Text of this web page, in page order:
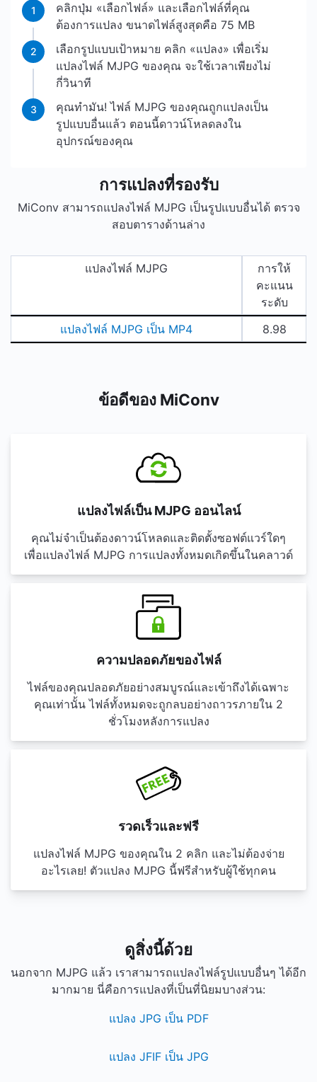
1
คลิกปุ่ม «เลือกไฟล์» และเลือกไฟล์ที่คุณ
ต้องการแปลง ขนาดไฟล์สูงสุดคือ 75 MB
2
เลือกรูปแบบเป้าหมาย คลิก «แปลง» เพื่อเริ่ม
แปลงไฟล์ MJPG ของคุณ จะใช้เวลาเพียงไม่
กี่วินาที
3
คุณทำมัน! ไฟล์ MJPG ของคุณถูกแปลงเป็น
รูปแบบอื่นแล้ว ตอนนี้ดาวน์โหลดลงใน
อุปกรณ์ของคุณ
การแปลงที่รองรับ
MiConv สามารถแปลงไฟล์ MJPG เป็นรูปแบบอื่นได้ ตรวจ
สอบตารางด้านล่าง
แปลงไฟล์ MJPG
การให้
คะแนน
ระดับ
แปลงไฟล์ MJPG เป็น MP4
8.98
ข้อดีของ MiConv
แปลงไฟล์เป็น MJPG ออนไลน์
คุณไม่จำเป็นต้องดาวน์โหลดและติดตั้งซอฟต์แวร์ใดๆ
เพื่อแปลงไฟล์ MJPG การแปลงทั้งหมดเกิดขึ้นในคลาวด์
ความปลอดภัยของไฟล์
ไฟล์ของคุณปลอดภัยอย่างสมบูรณ์และเข้าถึงได้เฉพาะ
คุณเท่านั้น ไฟล์ทั้งหมดจะถูกลบอย่างถาวรภายใน 2
ชั่วโมงหลังการแปลง
รวดเร็วและฟรี
แปลงไฟล์ MJPG ของคุณใน 2 คลิก และไม่ต้องจ่าย
อะไรเลย! ตัวแปลง MJPG นี้ฟรีสำหรับผู้ใช้ทุกคน
ดูสิ่งนี้ด้วย
นอกจาก MJPG แล้ว เราสามารถแปลงไฟล์รูปแบบอื่นๆ ได้อีก
มากมาย นี่คือการแปลงที่เป็นที่นิยมบางส่วน:
แปลง JPG เป็น PDF
แปลง JFIF เป็น JPG